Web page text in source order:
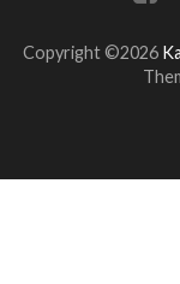
Copyright ©2026